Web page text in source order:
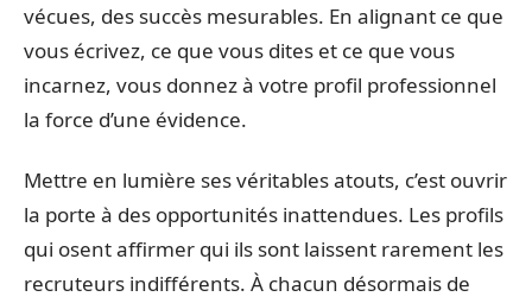
vécues, des succès mesurables. En alignant ce que
vous écrivez, ce que vous dites et ce que vous
incarnez, vous donnez à votre profil professionnel
la force d’une évidence.
Mettre en lumière ses véritables atouts, c’est ouvrir
la porte à des opportunités inattendues. Les profils
qui osent affirmer qui ils sont laissent rarement les
recruteurs indifférents. À chacun désormais de